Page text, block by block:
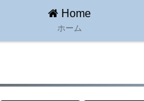
Home
ホーム